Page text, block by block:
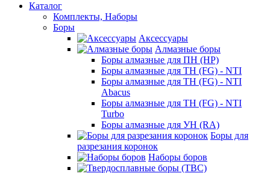
Каталог
Комплекты, Наборы
Боры
Аксессуары
Алмазные боры
Боры алмазные для ПН (HP)
Боры алмазные для ТН (FG) - NTI
Боры алмазные для ТН (FG) - NTI
Abacus
Боры алмазные для ТН (FG) - NTI
Turbo
Боры алмазные для УН (RA)
Боры для
разрезания коронок
Наборы боров